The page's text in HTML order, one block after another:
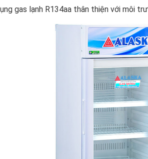
gas lạnh R134aa thân thiện với môi